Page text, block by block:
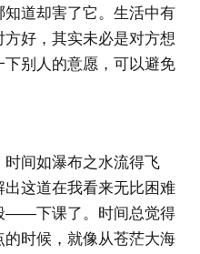
道却害了它。生活中有
好，其实未必是对方想
别人的意愿，可以避免
间如瀑布之水流得飞
这道在我看来无比困难
——下课了。时间总觉得
时候，就像从苍茫大海